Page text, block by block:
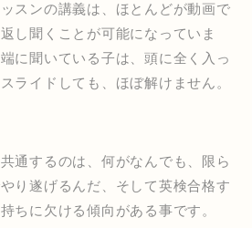
スンの講義は、ほとんどが動画で
し聞くことが可能になっていま
に聞いている子は、頭に全く入っ
ライドしても、ほぼ解けません。
通するのは、何がなんでも、限ら
り遂げるんだ、そして英検合格す
ちに欠ける傾向がある事です。